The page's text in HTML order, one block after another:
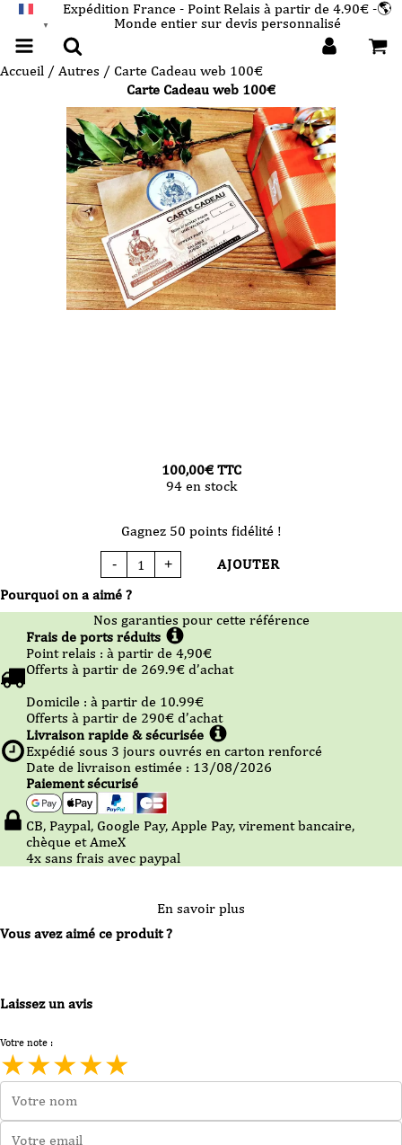
▼
Expédition France - Point Relais à partir de 4.90€ -🌎
Monde entier sur devis personnalisé
Accueil / Autres / Carte Cadeau web 100€
Carte Cadeau web 100€
Pourquoi on a aimé ?
100,00€TTC
94 en stock
Gagnez 50 points fidélité !
-
quantité
de
Cadeau
100€
+ AJOUTER
Nos garanties pour cette référence
Frais de ports réduits
Point relais : à partir de 4,90€
Offerts à partir de 269.9€ d’achat
Domicile : à partir de 10.99€
Offerts à partir de 290€ d’achat
Livraison rapide & sécurisée
Expédié sous 3 jours ouvrés en carton renforcé
Date de livraison estimée : 13/08/2026
Paiement sécurisé
CB, Paypal, Google Pay, Apple Pay, virement bancaire,
chèque et AmeX
4x sans frais avec paypal
En savoir plus
Vous avez aimé ce produit ?
Laissez un avis
Votre note :
★★★★★